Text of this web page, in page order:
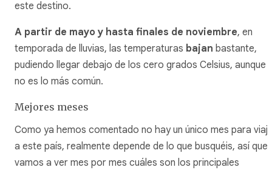
este destino.
A partir de mayo y hasta finales de noviembre, en
temporada de lluvias, las temperaturas bajan bastante,
pudiendo llegar debajo de los cero grados Celsius, aunque
no es lo más común.
Mejores meses
Como ya hemos comentado no hay un único mes para
a este país, realmente depende de lo que busquéis, así que
vamos a ver mes por mes cuáles son los principales